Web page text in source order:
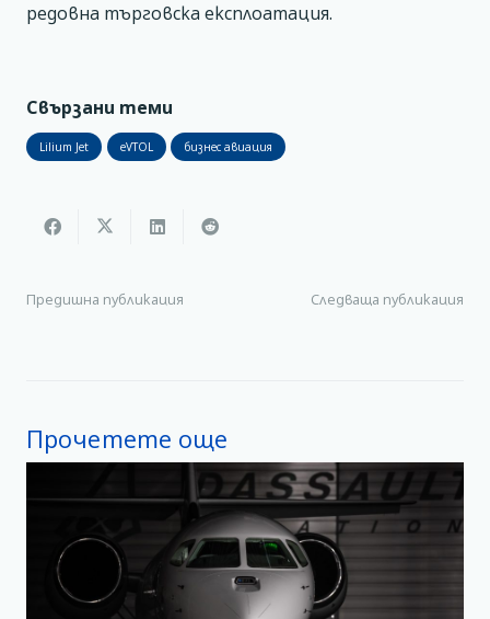
редовна търговска експлоатация.
Свързани теми
Lilium Jet eVTOL бизнес авиация
Предишна публикация Следваща публикация
Прочетете още